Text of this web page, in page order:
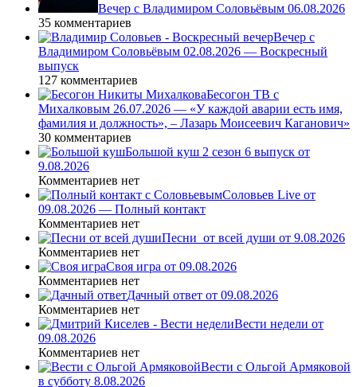
Вечер с Владимиром Соловьёвым 06.08.2026
35 комментариев
Вечер с
Владимиром Соловьёвым 02.08.2026 — Воскресный
выпуск
127 комментариев
Бесогон ТВ с
Михалковым 26.07.2026 — «У каждой аварии есть имя,
фамилия и должность», – Лазарь Моисеевич Каганович»
30 комментариев
Большой куш 2 сезон 6 выпуск от
9.08.2026
Комментариев нет
Соловьев Live от
09.08.2026 — Полный контакт
Комментариев нет
Песни_от всей души от 9.08.2026
Комментариев нет
Своя игра от 09.08.2026
Комментариев нет
Дачный ответ от 09.08.2026
Комментариев нет
Вести недели от
09.08.2026
Комментариев нет
Вести с Ольгой Армяковой
в субботу 8.08.2026